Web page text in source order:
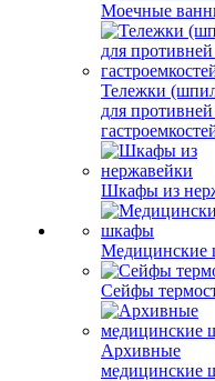
Моечные
Тележки
для
Шкафы из
Медицинские
Сейфы
Архивные
медицинские